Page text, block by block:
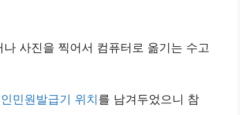
사진을 찍어서 컴퓨터로 옮기는 수고
민원발급기 위치를 남겨두었으니 참